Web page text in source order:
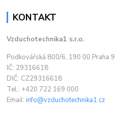
KONTAKT
Vzduchotechnika1 s.r.o.
Podkovářská 800/6, 190 00 Praha 9
IČ: 29316618
DIČ: CZ29316618
Tel.: +420 722 169 000
Email:info@vzduchotechnika1.cz